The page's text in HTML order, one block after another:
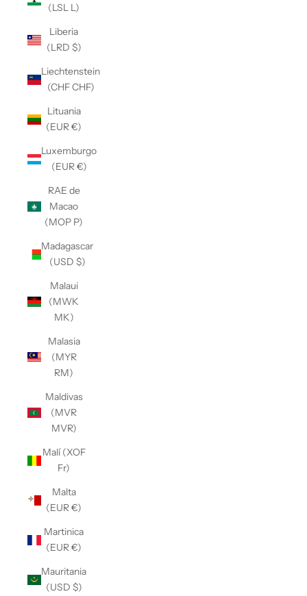
(LSL L)
Liberia
(LRD $)
Liechtenstein
(CHF CHF)
Lituania
(EUR €)
Luxemburgo
(EUR €)
RAE de
Macao
(MOP P)
Madagascar
(USD $)
Malaui
(MWK
MK)
Malasia
(MYR
RM)
Maldivas
(MVR
MVR)
Malí (XOF
Fr)
Malta
(EUR €)
Martinica
(EUR €)
Mauritania
(USD $)